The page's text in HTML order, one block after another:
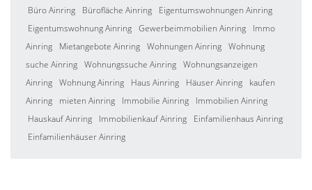
Büro Ainring Bürofläche Ainring
Eigentumswohnungen Ainring
Eigentumswohnung Ainring Gewerbeimmobilien Ainring
Immo
Ainring
Mietangebote Ainring Wohnungen Ainring Wohnung
suche Ainring Wohnungssuche Ainring Wohnungsanzeigen
Ainring Wohnung Ainring Haus Ainring Häuser Ainring
kaufen
Ainring
mieten Ainring Immobilie Ainring
Immobilien Ainring
Hauskauf Ainring
Immobilienkauf Ainring
Einfamilienhaus Ainring
Einfamilienhäuser Ainring